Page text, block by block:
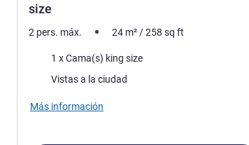
size
2 pers. máx. 24 m² /258 sq ft
Ropa de cama
1 x Cama(s) king size
Views :Vistas a la ciudad
Más información